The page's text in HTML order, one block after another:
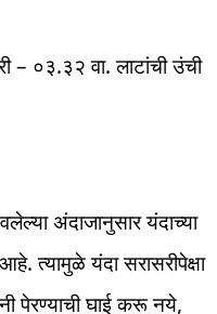
– ०३.३२ वा. लाटांची उंची
अंदाजानुसार यंदाच्या
त्यामुळे यंदा सरासरीपेक्षा
पेरण्याची घाई करू नये,